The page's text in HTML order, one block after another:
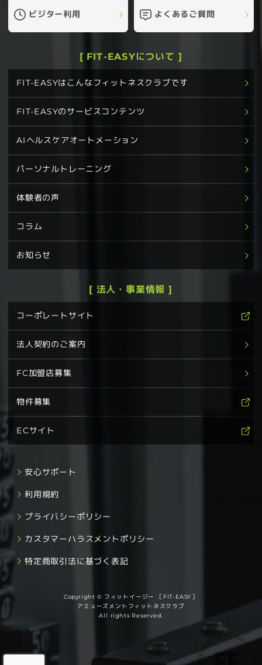
ビジター利用 よくあるご質問
[ FIT-EASYについて ]
FIT-EASYはこんなフィットネスクラブです
FIT-EASYのサービスコンテンツ
AIヘルスケアオートメーション
パーソナルトレーニング
体験者の声
コラム
お知らせ
[ 法人・事業情報 ]
コーポレートサイト
法人契約のご案内
FC加盟店募集
物件募集
ECサイト
安心サポート
利用規約
プライバシーポリシー
カスタマーハラスメントポリシー
特定商取引法に基づく表記
Copyright © フィットイージー ［FIT-EASY］
アミューズメントフィットネスクラブ
All rights Reserved.